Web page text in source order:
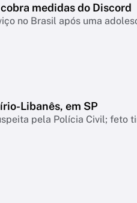
medidas do Discord
no Brasil após uma
Libanês, em SP
pela Polícia Civil; feto